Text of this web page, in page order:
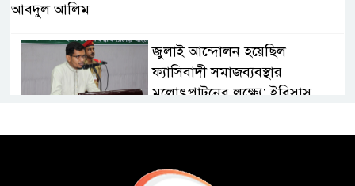
আবদুল আলিম
জুলাই আন্দোলন হয়েছিল
ফ্যাসিবাদী সমাজব্যবস্থার
মূলোৎপাটনের লক্ষ্যে; ইবিসাস
পালন করছে তানযীমুল উম্মাহ